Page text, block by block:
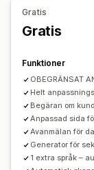
Automatisk
Reglering
APPI
CCPA CPRA
UCPA
VCDPA
Analyser och
Spårning av
Analysverktyg i
Gratis
Gratis
Funktioner
OBEGRÄNSAT
Helt
Begäran om
Anpassad sida
Avanmälan för
Generator för
1 extra språk –